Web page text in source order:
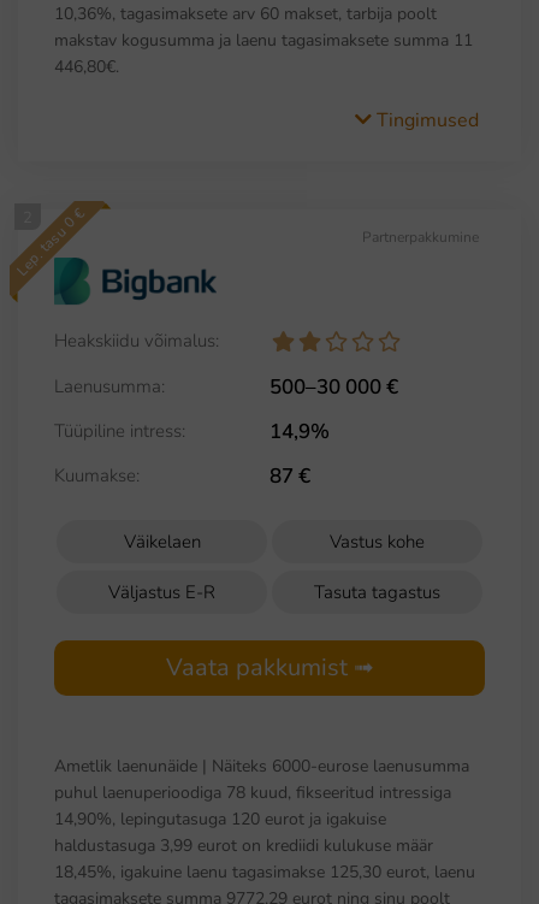
10,36%, tagasimaksete arv 60 makset, tarbija poolt
makstav kogusumma ja laenu tagasimaksete summa 11
446,80€.
Tingimused
Lep. tasu 0 €
Heakskiidu võimalus:
Laenusumma:
500–30 000 €
Tüüpiline intress: 14,9%
Kuumakse: 87 €
Väikelaen Vastus kohe
Väljastus E-R Tasuta tagastus
Vaata pakkumist ➟
Partnerpakkumine
Ametlik laenunäide | Näiteks 6000-eurose laenusumma
puhul laenuperioodiga 78 kuud, fikseeritud intressiga
14,90%, lepingutasuga 120 eurot ja igakuise
haldustasuga 3,99 eurot on krediidi kulukuse määr
18,45%, igakuine laenu tagasimakse 125,30 eurot, laenu
tagasimaksete summa 9772,29 eurot ning sinu poolt